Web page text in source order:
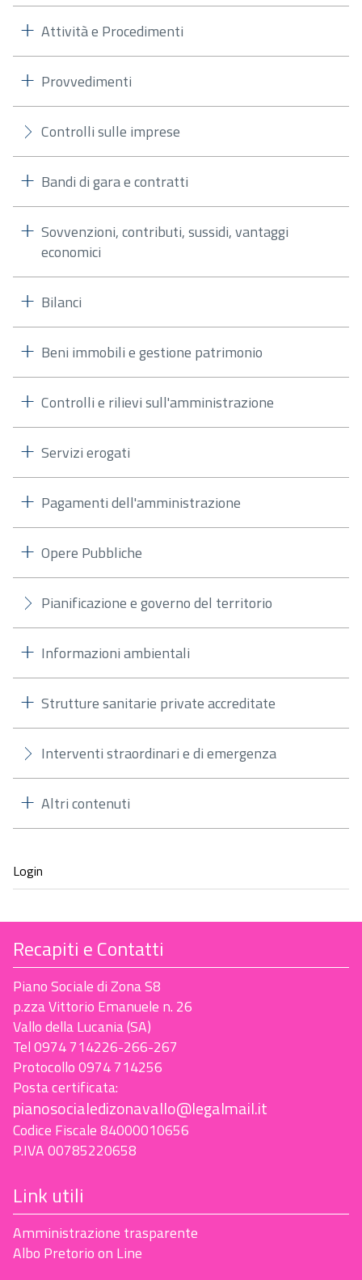
Attività e Procedimenti
Provvedimenti
Controlli sulle imprese
Bandi di gara e contratti
Sovvenzioni, contributi, sussidi, vantaggi
economici
Bilanci
Beni immobili e gestione patrimonio
Controlli e rilievi sull'amministrazione
Servizi erogati
Pagamenti dell'amministrazione
Opere Pubbliche
Pianificazione e governo del territorio
Informazioni ambientali
Strutture sanitarie private accreditate
Interventi straordinari e di emergenza
Altri contenuti
Recapiti e Contatti
Piano Sociale di Zona S8
p.zza Vittorio Emanuele n. 26
Vallo della Lucania (SA)
Tel 0974 714226-266-267
Protocollo 0974 714256
Posta certificata:
pianosocialedizonavallo@legalmail.it
Codice Fiscale 84000010656
P.IVA 00785220658
Link utili
Amministrazione trasparente
Albo Pretorio on Line